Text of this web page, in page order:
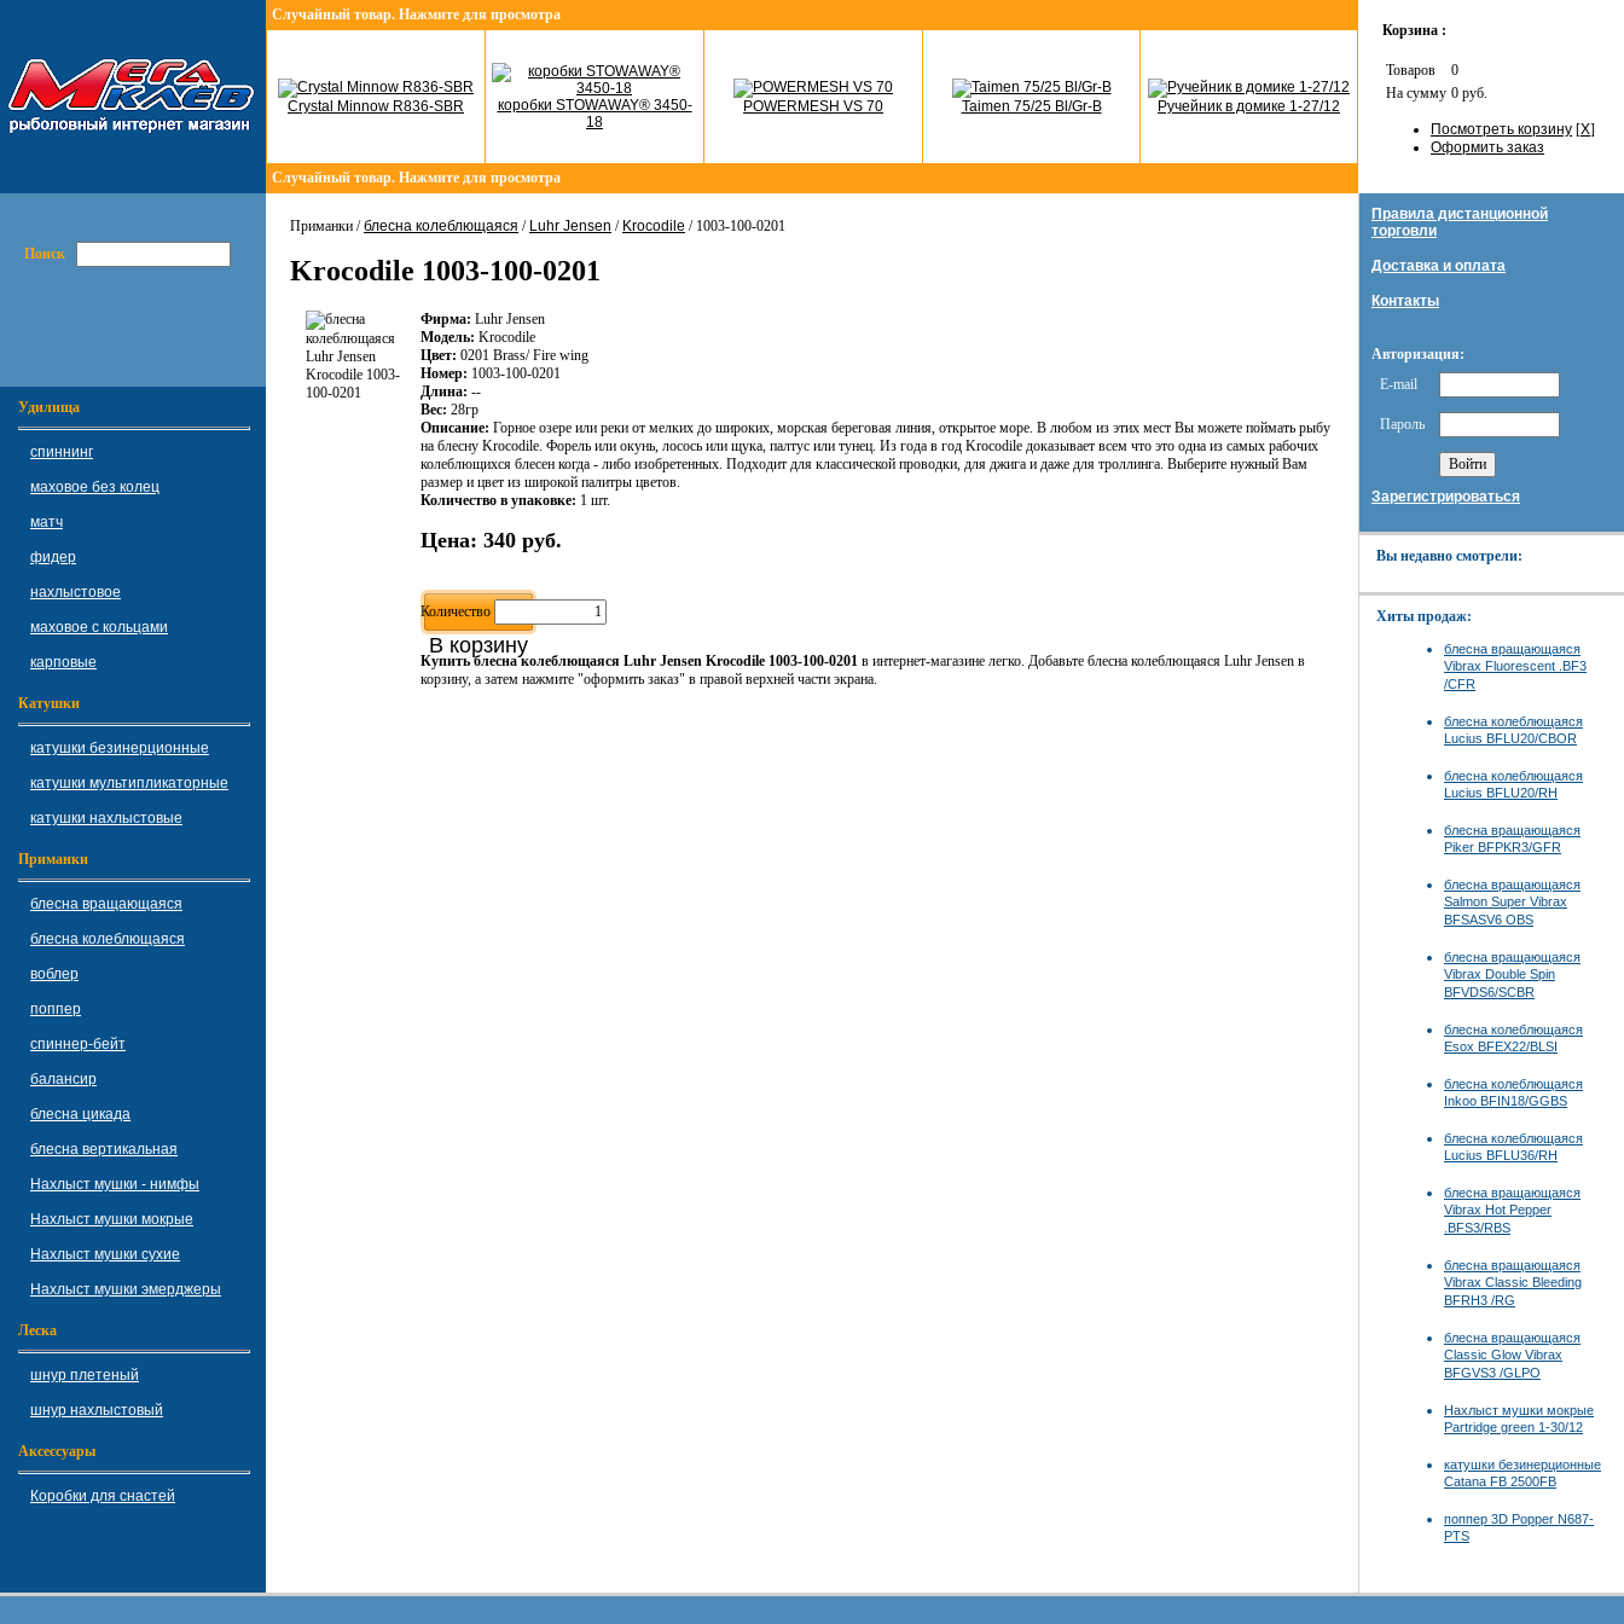
Случайный товар. Нажмите для просмотра
Crystal Minnow R836-SBR
коробки STOWAWAY® 3450-
18
POWERMESH VS 70 Taimen 75/25 Bl/Gr-B Ручейник в домике 1-27/12
Случайный товар. Нажмите для просмотра
Корзина :
Товаров
0
На сумму 0 руб.
Посмотреть корзину [X]
Оформить заказ
Поиск
Удилища
спиннинг
маховое без колец
матч
фидер
нахлыстовое
маховое с кольцами
карповые
Катушки
катушки безинерционные
катушки мультипликаторные
катушки нахлыстовые
Приманки
блесна вращающаяся
блесна колеблющаяся
воблер
поппер
спиннер-бейт
балансир
блесна цикада
блесна вертикальная
Нахлыст мушки - нимфы
Нахлыст мушки мокрые
Нахлыст мушки сухие
Нахлыст мушки эмерджеры
Леска
шнур плетеный
шнур нахлыстовый
Аксессуары
Коробки для снастей
Приманки /блесна колеблющаяся / Luhr Jensen / Krocodile / 1003-100-0201
Krocodile 1003-100-0201
Фирма: Luhr Jensen
Модель: Krocodile
Цвет: 0201 Brass/ Fire wing
Номер: 1003-100-0201
Длина: --
Вес: 28гр
Описание: Горное озере или реки от мелких до широких, морская береговая линия, открытое море. В любом из этих мест Вы можете поймать рыбу
на блесну Krocodile. Форель или окунь, лосось или щука, палтус или тунец. Из года в год Krocodile доказывает всем что это одна из самых рабочих
колеблющихся блесен когда - либо изобретенных. Подходит для классической проводки, для джига и даже для троллинга. Выберите нужный Вам
размер и цвет из широкой палитры цветов.
Количество в упаковке: 1 шт.
Цена: 340 руб.
Количество
В корзину
Купить блесна колеблющаяся Luhr Jensen Krocodile 1003-100-0201 в интернет-магазине легко. Добавьте блесна колеблющаяся Luhr Jensen в
корзину, а затем нажмите "оформить заказ" в правой верхней части экрана.
Правила дистанционной
торговли
Доставка и оплата
Контакты
Авторизация:
E-mail
Пароль
Зарегистрироваться
Вы недавно смотрели:
Хиты продаж:
блесна вращающаяся
Vibrax Fluorescent .BF3
/CFR
блесна колеблющаяся
Lucius BFLU20/CBOR
блесна колеблющаяся
Lucius BFLU20/RH
блесна вращающаяся
Piker BFPKR3/GFR
блесна вращающаяся
Salmon Super Vibrax
BFSASV6 OBS
блесна вращающаяся
Vibrax Double Spin
BFVDS6/SCBR
блесна колеблющаяся
Esox BFEX22/BLSI
блесна колеблющаяся
Inkoo BFIN18/GGBS
блесна колеблющаяся
Lucius BFLU36/RH
блесна вращающаяся
Vibrax Hot Pepper
.BFS3/RBS
блесна вращающаяся
Vibrax Classic Bleeding
BFRH3 /RG
блесна вращающаяся
Classic Glow Vibrax
BFGVS3 /GLPO
Нахлыст мушки мокрые
Partridge green 1-30/12
катушки безинерционные
Catana FB 2500FB
поппер 3D Popper N687-
PTS